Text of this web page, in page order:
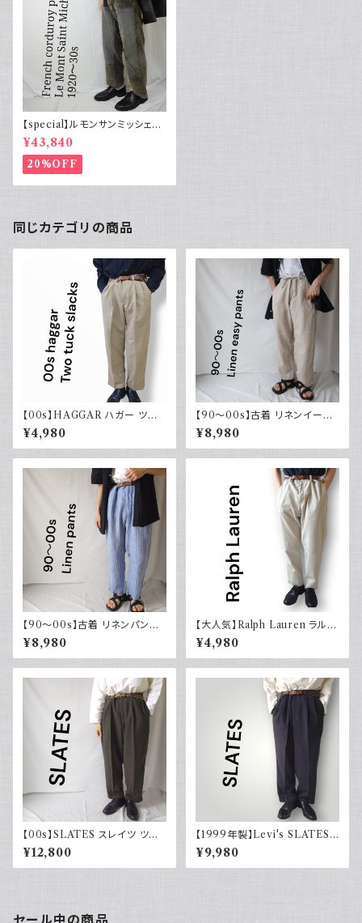
【special】ルモンサンミッシェル
コーデュロイパンツ 刺繍タグ
¥43,840
20%OFF
同じカテゴリの商品
【00s】HAGGAR ハガー ツー
タックスラックス ポリエステル
ベージュ 古着 34 29
¥4,980
【90～00s】古着 リネンイージ
ーパンツ 夏 32×30 APT9 カジ
ュアル
¥8,980
【90～00s】古着 リネンパンツ
ストライプ ライトブルー 夏 スラ
ックス
¥8,980
【大人気】Ralph Lauren ラルフ
ローレン チノパン アイボリー
¥4,980
【00s】SLATES スレイツ ツー
タック スラックス リーバイス Le
vi's カーキグリーン 古着
¥12,800
【1999年製】Levi's SLATES
スレイツ スラックス ツータック
チャコールグレー リーバイス 古
着
¥9,980
セール中の商品